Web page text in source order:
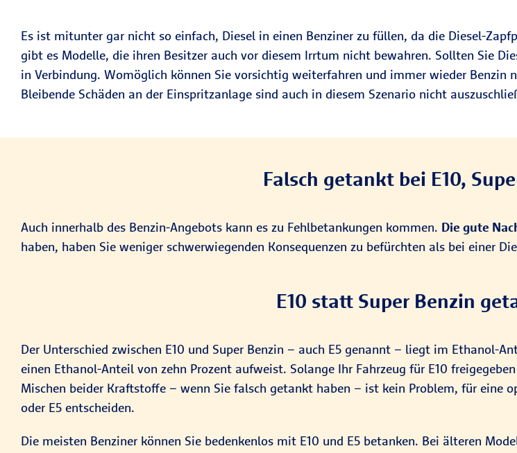
Es ist mitunter gar nicht so einfach, Diesel in einen Benziner zu füllen, da die Diesel-
gibt es Modelle, die ihren Besitzer auch vor diesem Irrtum nicht bewahren. Sollten Sie
in Verbindung. Womöglich können Sie vorsichtig weiterfahren und immer wieder Benzin
Bleibende Schäden an der Einspritzanlage sind auch in diesem Szenario nicht
Falsch getankt bei E10,
Auch innerhalb des Benzin-Angebots kann es zu Fehlbetankungen kommen. Die gute
haben, haben Sie weniger schwerwiegenden Konsequenzen zu befürchten als bei einer
E10 statt Super Benzin
Der Unterschied zwischen E10 und Super Benzin – auch E5 genannt – liegt im Ethanol-
einen Ethanol-Anteil von zehn Prozent aufweist. Solange Ihr Fahrzeug für E10
Mischen beider Kraftstoffe – wenn Sie falsch getankt haben – ist kein Problem, für
oder E5 entscheiden.
Die meisten Benziner können Sie bedenkenlos mit E10 und E5 betanken. Bei älteren